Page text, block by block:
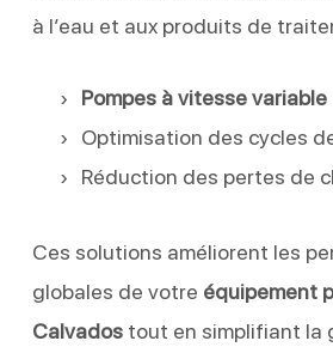
à l’eau et aux produits de
Pompes à vitesse variable
Optimisation des cycles
Réduction des pertes de
Ces solutions améliorent les
globales de votre équipement
Calvadostout en simplifiant la